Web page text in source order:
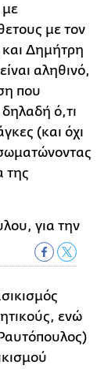
με
με τον
και Δημήτρη
αληθινό,
που
ό,τι
(και όχι
της
ενώ